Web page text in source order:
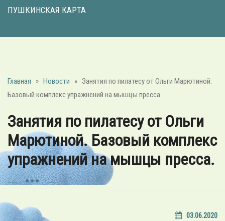
ПУШКИНСКАЯ КАРТА
Главная » Новости » Занятия по пилатесу от Ольги Марютиной.
Базовый комплекс упражнений на мышцы пресса.
Занятия по пилатесу от Ольги
Марютиной. Базовый комплекс
упражнений на мышцы пресса.
03.06.2020